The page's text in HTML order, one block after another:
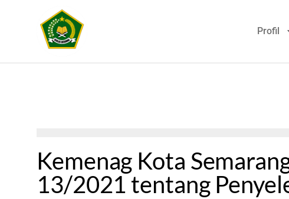
Profil
Kemenag Kota
13/2021 tentang